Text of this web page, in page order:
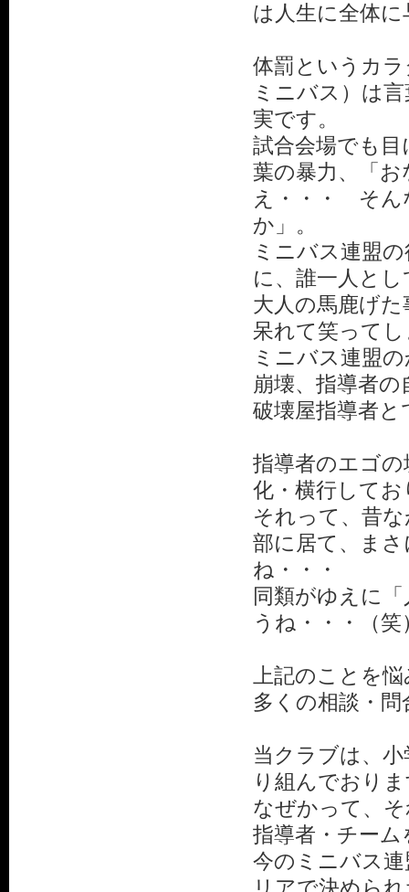
は人生に全体
体罰というカ
ミニバス）は
実です。
試合会場でも
葉の暴力、「
え・・・ そん
か」。
ミニバス連盟
に、誰一人と
大人の馬鹿げ
呆れて笑って
ミニバス連盟
崩壊、指導者
破壊屋指導者
指導者のエゴ
化・横行して
それって、昔
部に居て、ま
ね・・・
同類がゆえに
うね・・・（笑
上記のことを
多くの相談・
当クラブは、
り組んでおり
なぜかって、
指導者・チー
今のミニバス